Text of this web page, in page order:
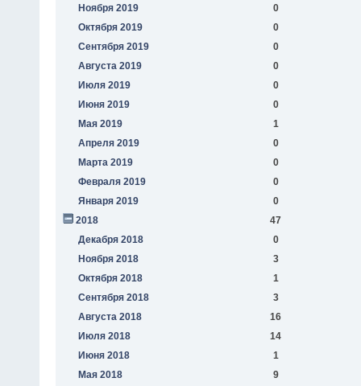
Ноября 2019
0
Октября 2019
0
Сентября 2019
0
Августа 2019
0
Июля 2019
0
Июня 2019
0
Мая 2019
1
Апреля 2019
0
Марта 2019
0
Февраля 2019
0
Января 2019
0
2018
47
Декабря 2018
0
Ноября 2018
3
Октября 2018
1
Сентября 2018
3
Августа 2018
16
Июля 2018
14
Июня 2018
1
Мая 2018
9